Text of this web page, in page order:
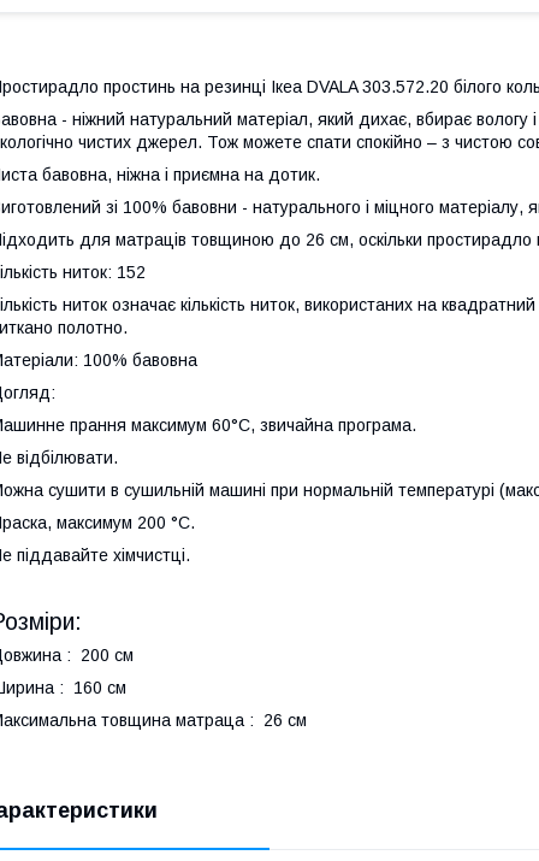
простинь на резинці Ікеа DVALA 303.572.20 білого
- ніжний натуральний матеріал, який дихає, вбирає
чистих джерел. Тож можете спати спокійно – з чистою
бавовна, ніжна і приємна на дотик.
зі 100% бавовни - натурального і міцного
для матраців товщиною до 26 см, оскільки простирадло
ниток: 152
ниток означає кількість ниток, використаних на
полотно.
100% бавовна
прання максимум 60°C, звичайна програма.
відбілювати.
сушити в сушильній машині при нормальній температурі
максимум 200 °C.
піддавайте хімчистці.
: 200 см
: 160 см
товщина матраца : 26 см